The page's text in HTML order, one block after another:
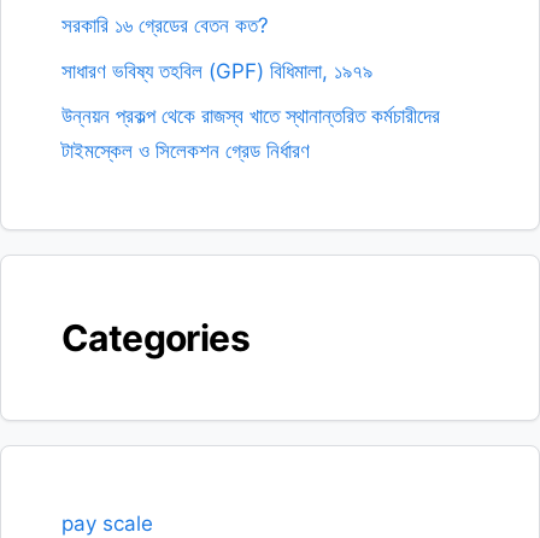
সরকারি ১৬ গ্রেডের বেতন কত?
সাধারণ ভবিষ্য তহবিল (GPF) বিধিমালা, ১৯৭৯
উন্নয়ন প্রকল্প থেকে রাজস্ব খাতে স্থানান্তরিত কর্মচারীদের
টাইমস্কেল ও সিলেকশন গ্রেড নির্ধারণ
Categories
pay scale